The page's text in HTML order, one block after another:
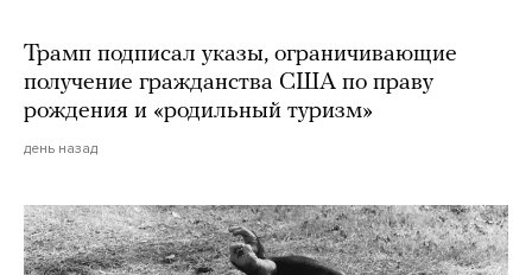
Трамп подписал указы, ограничивающие
получение гражданства США по праву
рождения и «родильный туризм»
день назад